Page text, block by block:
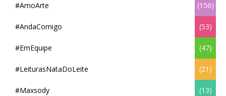
#AmoArte (156)
#AndaComigo (53)
#EmEquipe (47)
#LeiturasNataDoLeite (21)
#Maxsody (13)